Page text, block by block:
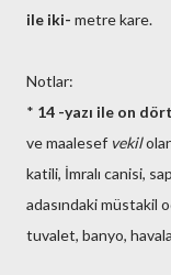
ile iki- metre kare.
Notlar:
* 14 -yazı ile on
ve maalesef vekil
katili, İmralı canisi,
adasındaki müstakil
tuvalet, banyo,